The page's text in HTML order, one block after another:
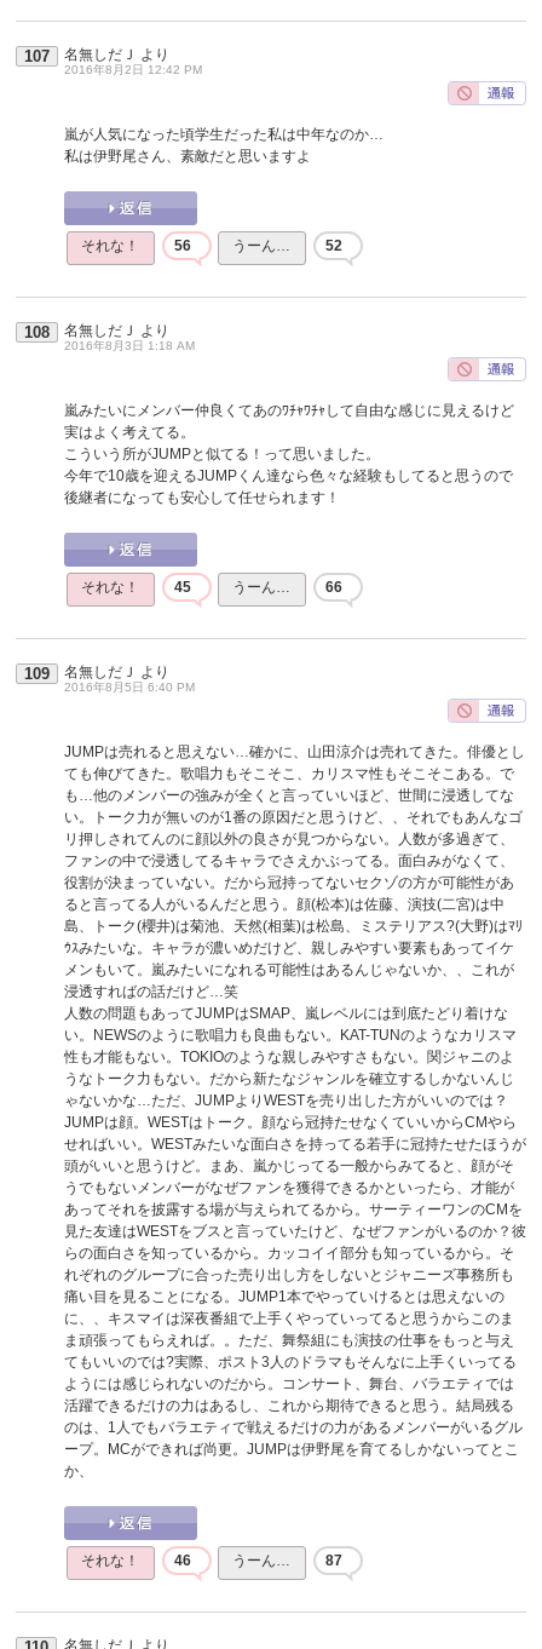
107 名無しだＪ より
2016年8月2日 12:42 PM
嵐が人気になった頃学生だった私は中年なのか…
私は伊野尾さん、素敵だと思いますよ
それな！ 56 うーん… 52
108 名無しだＪ より
2016年8月3日 1:18 AM
嵐みたいにメンバー仲良くてあのﾜﾁｬﾜﾁｬして自由な感じに見えるけど
実はよく考えてる。
こういう所がJUMPと似てる！って思いました。
今年で10歳を迎えるJUMPくん達なら色々な経験もしてると思うので
後継者になっても安心して任せられます！
それな！ 45 うーん… 66
109 名無しだＪ より
2016年8月5日 6:40 PM
JUMPは売れると思えない…確かに、山田涼介は売れてきた。俳優とし
ても伸びてきた。歌唱力もそこそこ、カリスマ性もそこそこある。で
も…他のメンバーの強みが全くと言っていいほど、世間に浸透してな
い。トーク力が無いのが1番の原因だと思うけど、、それでもあんなゴ
リ押しされてんのに顔以外の良さが見つからない。人数が多過ぎて、
ファンの中で浸透してるキャラでさえかぶってる。面白みがなくて、
役割が決まっていない。だから冠持ってないセクゾの方が可能性があ
ると言ってる人がいるんだと思う。顔(松本)は佐藤、演技(二宮)は中
島、トーク(櫻井)は菊池、天然(相葉)は松島、ミステリアス?(大野)はﾏﾘ
ｳｽみたいな。キャラが濃いめだけど、親しみやすい要素もあってイケ
メンもいて。嵐みたいになれる可能性はあるんじゃないか、、これが
浸透すればの話だけど…笑
人数の問題もあってJUMPはSMAP、嵐レベルには到底たどり着けな
い。NEWSのように歌唱力も良曲もない。KAT-TUNのようなカリスマ
性も才能もない。TOKIOのような親しみやすさもない。関ジャニのよ
うなトーク力もない。だから新たなジャンルを確立するしかないんじ
ゃないかな…ただ、JUMPよりWESTを売り出した方がいいのでは？
JUMPは顔。WESTはトーク。顔なら冠持たせなくていいからCMやら
せればいい。WESTみたいな面白さを持ってる若手に冠持たせたほうが
頭がいいと思うけど。まあ、嵐かじってる一般からみてると、顔がそ
うでもないメンバーがなぜファンを獲得できるかといったら、才能が
あってそれを披露する場が与えられてるから。サーティーワンのCMを
見た友達はWESTをブスと言っていたけど、なぜファンがいるのか？彼
らの面白さを知っているから。カッコイイ部分も知っているから。そ
れぞれのグループに合った売り出し方をしないとジャニーズ事務所も
痛い目を見ることになる。JUMP1本でやっていけるとは思えないの
に、、キスマイは深夜番組で上手くやっていってると思うからこのま
ま頑張ってもらえれば。。ただ、舞祭組にも演技の仕事をもっと与え
てもいいのでは?実際、ポスト3人のドラマもそんなに上手くいってる
ようには感じられないのだから。コンサート、舞台、バラエティでは
活躍できるだけの力はあるし、これから期待できると思う。結局残る
のは、1人でもバラエティで戦えるだけの力があるメンバーがいるグル
ープ。MCができれば尚更。JUMPは伊野尾を育てるしかないってとこ
か、
それな！ 46 うーん… 87
名無しだＪ より